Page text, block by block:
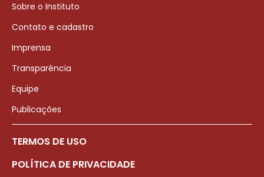
Sobre o Instituto
Contato e cadastro
Imprensa
Transparência
Equipe
Publicações
TERMOS DE USO
POLÍTICA DE PRIVACIDADE